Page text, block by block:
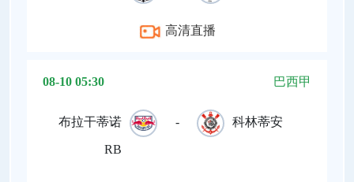
高清直播
08-10 05:30 巴西甲
布拉干蒂诺
RB
- 科林蒂安